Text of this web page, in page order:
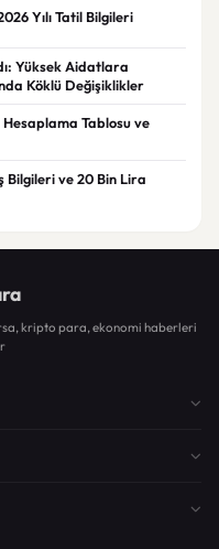
Yılı Tatil Bilgileri
Yüksek Aidatlara
Köklü Değişiklikler
Tablosu ve
Bilgileri ve 20 Bin Lira
kripto para, ekonomi haberleri